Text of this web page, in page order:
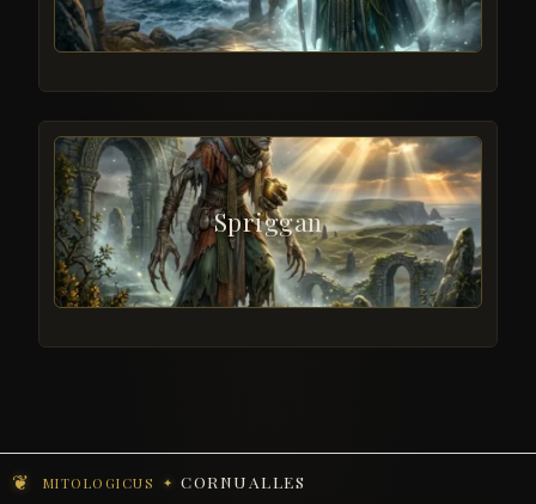
Spriggan
MITOLOGICUS CORNUALLES